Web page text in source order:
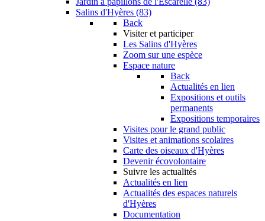
Salins d'Hyères (83)
Back
Visiter et participer
Les Salins d'Hyères
Zoom sur une espèce
Espace nature
Back
Actualités en lien
Expositions et outils
permanents
Expositions temporaires
Visites pour le grand public
Visites et animations scolaires
Carte des oiseaux d'Hyères
Devenir écovolontaire
Suivre les actualités
Actualités en lien
Actualités des espaces naturels
d'Hyères
Documentation